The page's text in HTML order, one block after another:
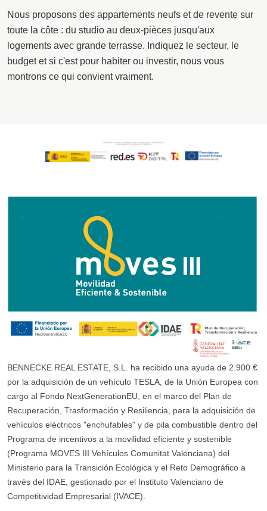
Nous proposons des appartements neufs et de revente sur
toute la côte : du studio au deux-pièces jusqu'aux
logements avec grande terrasse. Indiquez le secteur, le
budget et si c'est pour habiter ou investir, nous vous
montrons ce qui convient vraiment.
BENNECKE REAL ESTATE, S.L. ha recibido una ayuda de 2.900 €
por la adquisición de un vehículo TESLA, de la Unión Europea con
cargo al Fondo NextGenerationEU, en el marco del Plan de
Recuperación, Trasformación y Resiliencia, para la adquisición de
vehículos eléctricos "enchufables" y de pila combustible dentro del
Programa de incentivos a la movilidad eficiente y sostenible
(Programa MOVES III Vehículos Comunitat Valenciana) del
Ministerio para la Transición Ecológica y el Reto Demográfico a
través del IDAE, gestionado por el Instituto Valenciano de
Competitividad Empresarial (IVACE).